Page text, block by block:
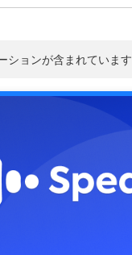
ションが含まれています